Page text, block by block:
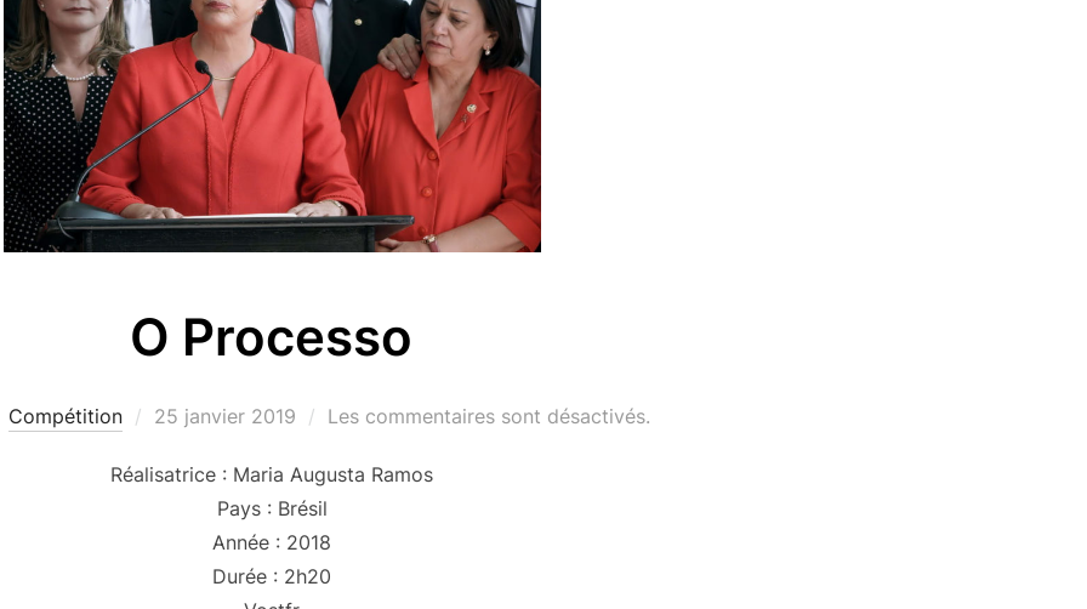
O Processo
Compétition
Publié
25 janvier 2019 Les commentaires sont désactivés.
Réalisatrice : Maria Augusta Ramos
Pays : Brésil
Année : 2018
Durée : 2h20